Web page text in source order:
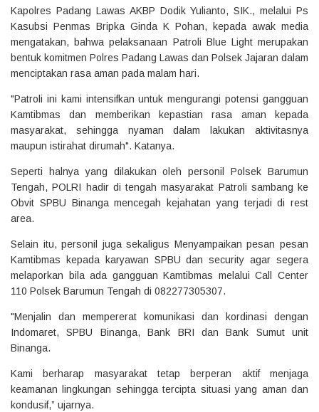
Kapolres Padang Lawas AKBP Dodik Yulianto, SIK., melalui Ps
Kasubsi Penmas Bripka Ginda K Pohan, kepada awak media
mengatakan, bahwa pelaksanaan Patroli Blue Light merupakan
bentuk komitmen Polres Padang Lawas dan Polsek Jajaran dalam
menciptakan rasa aman pada malam hari.
"Patroli ini kami intensifkan untuk mengurangi potensi gangguan
Kamtibmas dan memberikan kepastian rasa aman kepada
masyarakat, sehingga nyaman dalam lakukan aktivitasnya
maupun istirahat dirumah". Katanya.
Seperti halnya yang dilakukan oleh personil Polsek Barumun
Tengah, POLRI hadir di tengah masyarakat Patroli sambang ke
Obvit SPBU Binanga mencegah kejahatan yang terjadi di rest
area.
Selain itu, personil juga sekaligus Menyampaikan pesan pesan
Kamtibmas kepada karyawan SPBU dan security agar segera
melaporkan bila ada gangguan Kamtibmas melalui Call Center
110 Polsek Barumun Tengah di 082277305307.
"Menjalin dan mempererat komunikasi dan kordinasi dengan
Indomaret, SPBU Binanga, Bank BRI dan Bank Sumut unit
Binanga.
Kami berharap masyarakat tetap berperan aktif menjaga
keamanan lingkungan sehingga tercipta situasi yang aman dan
kondusif,” ujarnya.